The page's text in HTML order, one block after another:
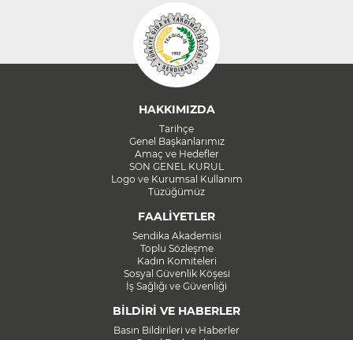
HAKKIMIZDA
Tarihçe
Genel Başkanlarımız
Amaç ve Hedefler
SON GENEL KURUL
Logo ve Kurumsal Kullanım
Tüzüğümüz
FAALİYETLER
Sendika Akademisi
Toplu Sözleşme
Kadın Komiteleri
Sosyal Güvenlik Köşesi
İş Sağlığı ve Güvenliği
BİLDİRİ VE HABERLER
Basın Bildirileri ve Haberler